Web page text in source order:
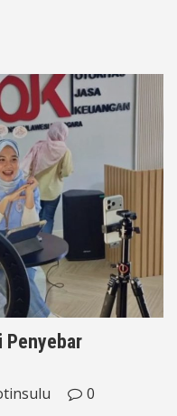
Penyebar
0